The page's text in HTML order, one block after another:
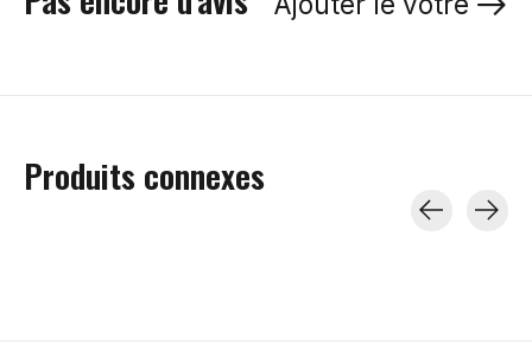
Produits connexes